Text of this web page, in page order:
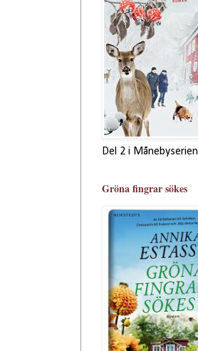
Del 2 i Månebyserien
Gröna fingrar sökes